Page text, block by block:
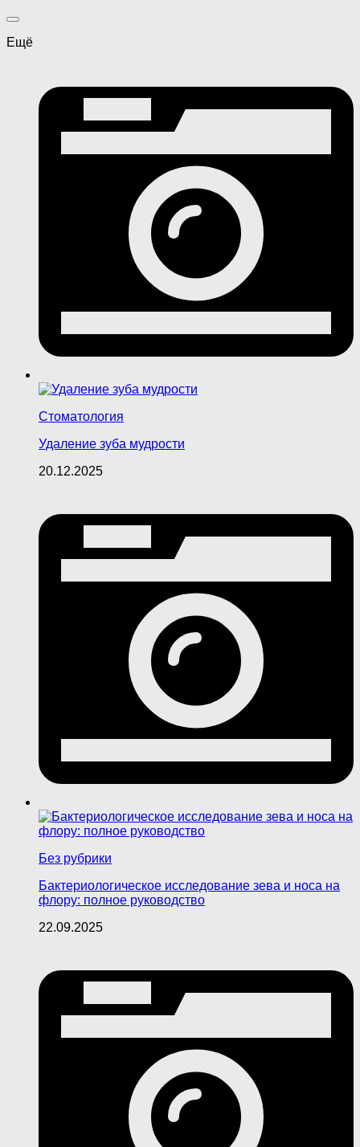
Ещё
Стоматология
Удаление зуба мудрости
20.12.2025
Без рубрики
Бактериологическое исследование зева и носа на
флору: полное руководство
22.09.2025